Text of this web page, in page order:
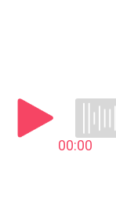
00:00